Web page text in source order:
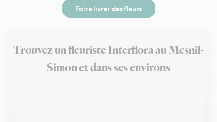
Faire livrer des fleurs
Trouvez un fleuriste Interflora au Mesnil-
Simon et dans ses environs